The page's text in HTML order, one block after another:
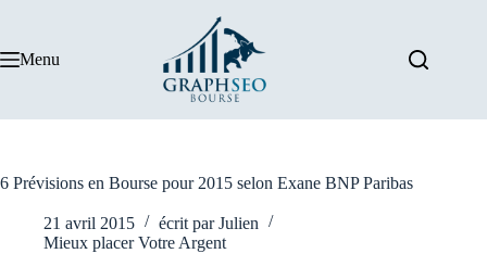
Menu
6 Prévisions en Bourse pour 2015 selon Exane BNP Paribas
21 avril 2015 écrit par Julien
Mieux placer Votre Argent